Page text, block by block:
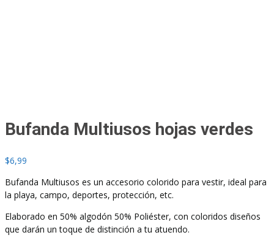
Bufanda Multiusos hojas verdes
$6,99
Bufanda Multiusos es un accesorio colorido para vestir, ideal para
la playa, campo, deportes, protección, etc.
Elaborado en 50% algodón 50% Poliéster, con coloridos diseños
que darán un toque de distinción a tu atuendo.